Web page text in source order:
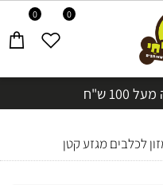
ש"ח
0 0
לכלבים מגזע קטן